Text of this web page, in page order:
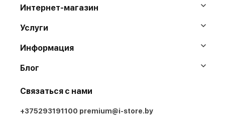
Интернет-магазин
Услуги
Информация
Блог
Связаться с нами
+375293191100 premium@i-store.by